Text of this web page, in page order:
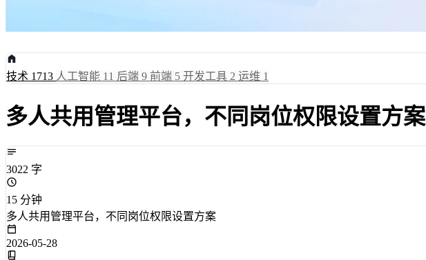
技术 1713 人工智能 11 后端 9 前端 5 开发工具 2 运维 1
多人共用管理平台，不同岗位权限设置方案
3022 字
15 分钟
多人共用管理平台，不同岗位权限设置方案
2026-05-28